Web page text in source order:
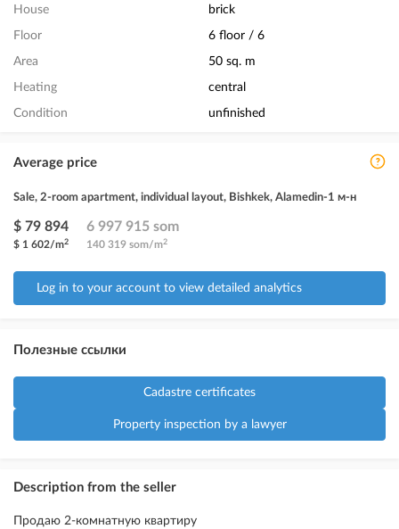
House brick
Floor 6 floor / 6
Area 50 sq. m
Heating central
Condition unfinished
Average price
Sale, 2-room apartment, individual layout, Bishkek, Alamedin-1 м-н
$ 79 894
$ 1 602/m2
6 997 915 som
140 319 som/m2
Log in to your account to view detailed analytics
Полезные ссылки
Cadastre certificates
Property inspection by a lawyer
Description from the seller
Продаю 2-комнатную квартиру